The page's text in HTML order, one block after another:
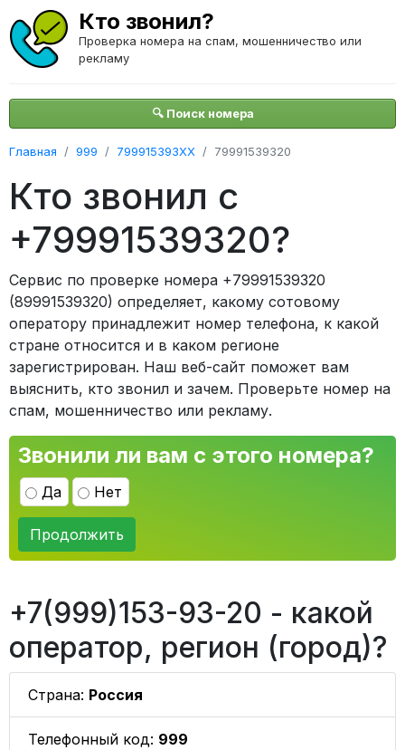
Кто звонил?
Проверка номера на спам, мошенничество или
рекламу
🔍 Поиск номера
Главная 999 799915393XX 79991539320
Кто звонил с
+79991539320?
Сервис по проверке номера +79991539320
(89991539320) определяет, какому сотовому
оператору принадлежит номер телефона, к какой
стране относится и в каком регионе
зарегистрирован. Наш веб-сайт поможет вам
выяснить, кто звонил и зачем. Проверьте номер на
спам, мошенничество или рекламу.
Звонили ли вам с этого номера?
Да Нет
Продолжить
+7(999)153-93-20 - какой
оператор, регион (город)?
Страна: Россия
Телефонный код: 999